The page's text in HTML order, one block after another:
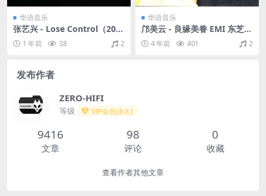
华语音乐
张艺兴 - Lose Control（201
6/FLAC/EP分轨/164M）
1 年前 38 2
华语音乐
邝美云 - 良缘美眷 EMI 东芝1
A1 1996 [WAV+CUE/整轨/40
6M]4 年前 401 2
发布作者
ZERO-HIFI
等级 VIP会员[永久]
9416
文章
98
评论
0
收藏
查看作者其他文章